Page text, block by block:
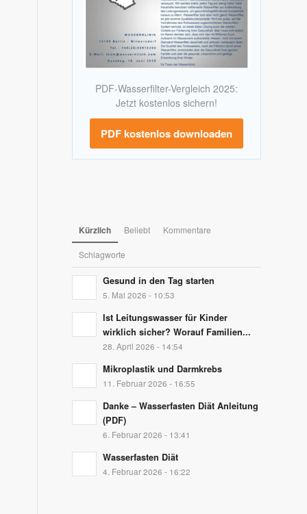
PDF-Wasserfilter-Vergleich 2025:
Jetzt kostenlos sichern!
PDF kostenlos downloaden
Kürzlich Beliebt Kommentare
Schlagworte
Gesund in den Tag starten
5. Mai 2026 - 10:53
Ist Leitungswasser für Kinder
wirklich sicher? Worauf Familien...
28. April 2026 - 14:54
Mikroplastik und Darmkrebs
11. Februar 2026 - 16:55
Danke – Wasserfasten Diät Anleitung
(PDF)
6. Februar 2026 - 13:41
Wasserfasten Diät
4. Februar 2026 - 16:22